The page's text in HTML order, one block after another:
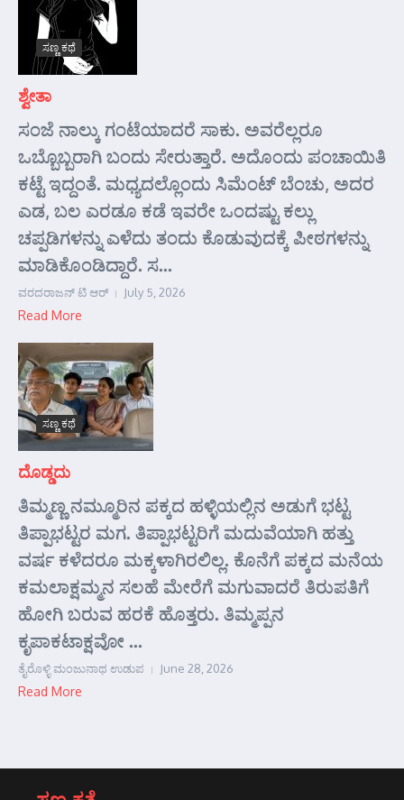
ಸಣ್ಣ ಕಥೆ
ಶ್ವೇತಾ
ಸಂಜೆ ನಾಲ್ಕು ಗಂಟೆಯಾದರೆ ಸಾಕು. ಅವರೆಲ್ಲರೂ
ಒಬ್ಬೊಬ್ಬರಾಗಿ ಬಂದು ಸೇರುತ್ತಾರೆ. ಅದೊಂದು ಪಂಚಾಯಿತಿ
ಕಟ್ಟೆ ಇದ್ದಂತೆ. ಮಧ್ಯದಲ್ಲೊಂದು ಸಿಮೆಂಟ್ ಬೆಂಚು, ಅದರ
ಎಡ, ಬಲ ಎರಡೂ ಕಡೆ ಇವರೇ ಒಂದಷ್ಟು ಕಲ್ಲು
ಚಪ್ಪಡಿಗಳನ್ನು ಎಳೆದು ತಂದು ಕೊಡುವುದಕ್ಕೆ ಪೀಠಗಳನ್ನು
ಮಾಡಿಕೊಂಡಿದ್ದಾರೆ. ಸ...
ವರದರಾಜನ್ ಟಿ ಆರ್ July 5, 2026
Read More
ಸಣ್ಣ ಕಥೆ
ದೊಡ್ಡದು
ತಿಮ್ಮಣ್ಣ ನಮ್ಮೂರಿನ ಪಕ್ಕದ ಹಳ್ಳಿಯಲ್ಲಿನ ಅಡುಗೆ ಭಟ್ಟ
ತಿಪ್ಪಾಭಟ್ಟರ ಮಗ. ತಿಪ್ಪಾಭಟ್ಟರಿಗೆ ಮದುವೆಯಾಗಿ ಹತ್ತು
ವರ್ಷ ಕಳೆದರೂ ಮಕ್ಕಳಾಗಿರಲಿಲ್ಲ. ಕೊನೆಗೆ ಪಕ್ಕದ ಮನೆಯ
ಕಮಲಾಕ್ಷಮ್ಮನ ಸಲಹೆ ಮೇರೆಗೆ ಮಗುವಾದರೆ ತಿರುಪತಿಗೆ
ಹೋಗಿ ಬರುವ ಹರಕೆ ಹೊತ್ತರು. ತಿಮ್ಮಪ್ಪನ
ಕೃಪಾಕಟಾಕ್ಷವೋ ...
ತೈರೊಳ್ಳಿ ಮಂಜುನಾಥ ಉಡುಪ June 28, 2026
Read More